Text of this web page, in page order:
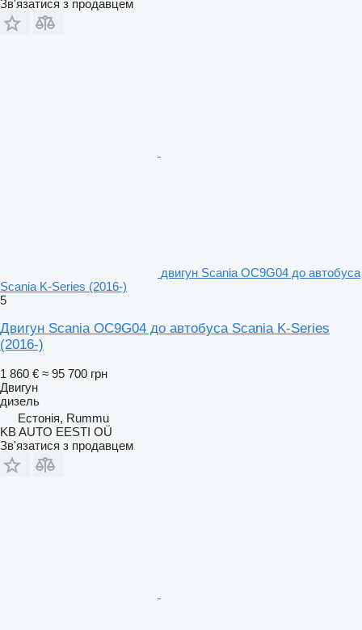
Зв'язатися з продавцем
двигун Scania OC9G04 до автобуса
Scania K-Series (2016-)
5
Двигун Scania OC9G04 до автобуса Scania K-Series
(2016-)
1 860 € ≈ 95 700 грн
Двигун
дизель
Естонія, Rummu
KB AUTO EESTI OÜ
Зв'язатися з продавцем